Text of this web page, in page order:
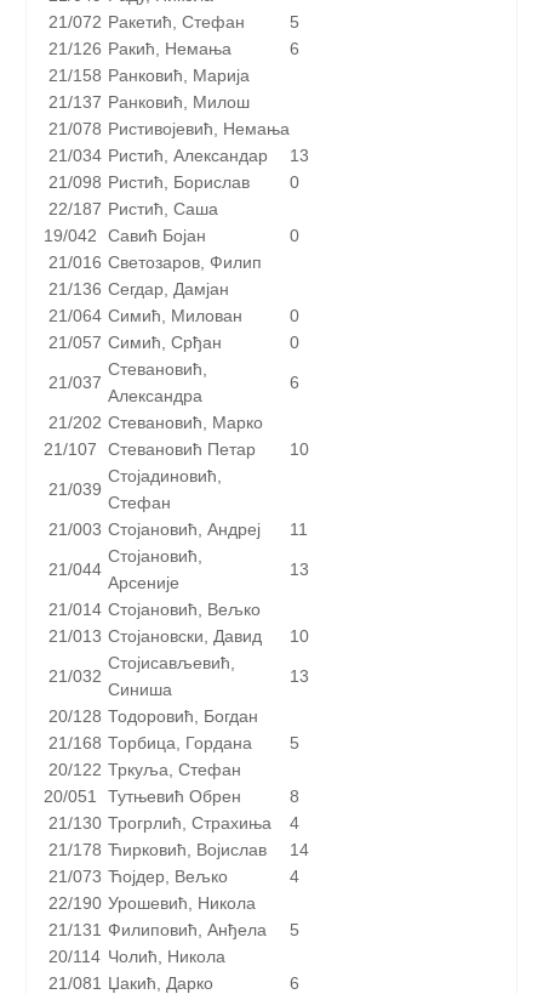
21/072 Ракетић, Стефан
5
21/126 Ракић, Немања
6
21/158 Ранковић, Марија
21/137 Ранковић, Милош
21/078 Ристивојевић, Немања
21/034 Ристић, Александар
13
21/098 Ристић, Борислав
0
22/187 Ристић, Саша
19/042
Савић Бојан
0
21/016 Светозаров, Филип
21/136 Сегдар, Дамјан
21/064 Симић, Милован
0
21/057 Симић, Срђан 0
21/037
Стевановић,
Александра
6
21/202 Стевановић, Марко
21/107
Стевановић Петар 10
21/039
Стојадиновић,
Стефан
21/003 Стојановић, Андреј 11
21/044
Стојановић,
Арсеније
13
21/014 Стојановић, Вељко
21/013 Стојановски, Давид 10
21/032
Стојисављевић,
Синиша
13
20/128 Тодоровић, Богдан
21/168 Торбица, Гордана
5
20/122 Тркуља, Стефан
20/051
Тутњевић Обрен
8
21/130 Трогрлић, Страхиња
4
21/178 Ћирковић, Војислав
14
21/073 Ћојдер, Вељко
4
22/190 Урошевић, Никола
21/131 Филиповић, Анђела
5
20/114 Чолић, Никола
21/081 Џакић, Дарко
6